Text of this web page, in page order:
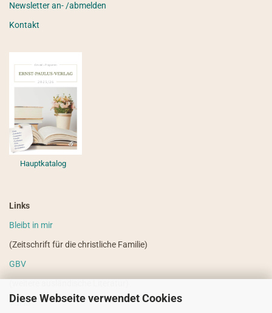
Diese Webseite verwendet Cookies
Newsletter an- /abmelden
Kontakt
Hauptkatalog
Links
Bleibt in mir
(Zeitschrift für die christliche Familie)
GBV
VdHS